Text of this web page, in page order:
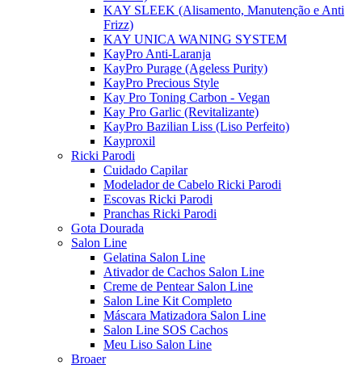
KAY SLEEK (Alisamento, Manutenção e Anti
Frizz)
KAY UNICA WANING SYSTEM
KayPro Anti-Laranja
KayPro Purage (Ageless Purity)
KayPro Precious Style
Kay Pro Toning Carbon - Vegan
Kay Pro Garlic (Revitalizante)
KayPro Bazilian Liss (Liso Perfeito)
Kayproxil
Ricki Parodi
Cuidado Capilar
Modelador de Cabelo Ricki Parodi
Escovas Ricki Parodi
Pranchas Ricki Parodi
Gota Dourada
Salon Line
Gelatina Salon Line
Ativador de Cachos Salon Line
Creme de Pentear Salon Line
Salon Line Kit Completo
Máscara Matizadora Salon Line
Salon Line SOS Cachos
Meu Liso Salon Line
Broaer